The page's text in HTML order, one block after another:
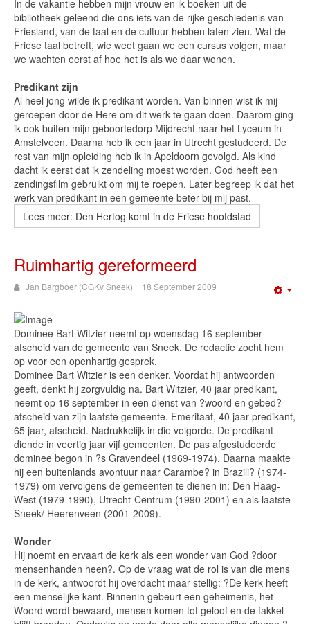
In de vakantie hebben mijn vrouw en ik boeken uit de
bibliotheek geleend die ons iets van de rijke geschiedenis van
Friesland, van de taal en de cultuur hebben laten zien. Wat de
Friese taal betreft, wie weet gaan we een cursus volgen, maar
we wachten eerst af hoe het is als we daar wonen.
Predikant zijn
Al heel jong wilde ik predikant worden. Van binnen wist ik mij
geroepen door de Here om dit werk te gaan doen. Daarom ging
ik ook buiten mijn geboortedorp Mijdrecht naar het Lyceum in
Amstelveen. Daarna heb ik een jaar in Utrecht gestudeerd. De
rest van mijn opleiding heb ik in Apeldoorn gevolgd. Als kind
dacht ik eerst dat ik zendeling moest worden. God heeft een
zendingsfilm gebruikt om mij te roepen. Later begreep ik dat het
werk van predikant in een gemeente beter bij mij past.
Lees meer: Den Hertog komt in de Friese hoofdstad
Ruimhartig gereformeerd
Jan Bargboer (CGKv Sneek) 18 September 2009
Dominee Bart Witzier neemt op woensdag 16 september
afscheid van de gemeente van Sneek. De redactie zocht hem
op voor een openhartig gesprek.
Dominee Bart Witzier is een denker. Voordat hij antwoorden
geeft, denkt hij zorgvuldig na. Bart Witzier, 40 jaar predikant,
neemt op 16 september in een dienst van ?woord en gebed?
afscheid van zijn laatste gemeente. Emeritaat, 40 jaar predikant,
65 jaar, afscheid. Nadrukkelijk in die volgorde. De predikant
diende in veertig jaar vijf gemeenten. De pas afgestudeerde
dominee begon in ?s Gravendeel (1969-1974). Daarna maakte
hij een buitenlands avontuur naar Carambe? in Brazili? (1974-
1979) om vervolgens de gemeenten te dienen in: Den Haag-
West (1979-1990), Utrecht-Centrum (1990-2001) en als laatste
Sneek/ Heerenveen (2001-2009).
Wonder
Hij noemt en ervaart de kerk als een wonder van God ?door
mensenhanden heen?. Op de vraag wat de rol is van die mens
in de kerk, antwoordt hij overdacht maar stellig: ?De kerk heeft
een menselijke kant. Binnenin gebeurt een geheimenis, het
Woord wordt bewaard, mensen komen tot geloof en de fakkel